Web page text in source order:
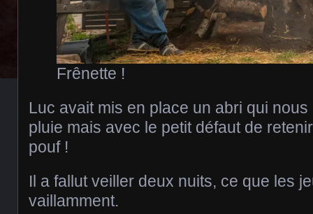
Frênette !
Luc avait mis en place un abri qui
pluie mais avec le petit défaut de
pouf !
Il a fallut veiller deux nuits, ce que les
vaillamment.